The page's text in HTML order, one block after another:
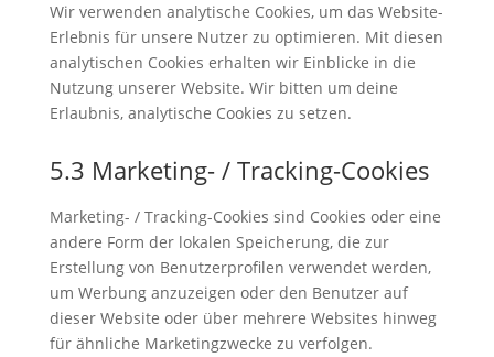
Wir verwenden analytische Cookies, um das Website-
Erlebnis für unsere Nutzer zu optimieren. Mit diesen
analytischen Cookies erhalten wir Einblicke in die
Nutzung unserer Website. Wir bitten um deine
Erlaubnis, analytische Cookies zu setzen.
5.3 Marketing- / Tracking-Cookies
Marketing- / Tracking-Cookies sind Cookies oder eine
andere Form der lokalen Speicherung, die zur
Erstellung von Benutzerprofilen verwendet werden,
um Werbung anzuzeigen oder den Benutzer auf
dieser Website oder über mehrere Websites hinweg
für ähnliche Marketingzwecke zu verfolgen.